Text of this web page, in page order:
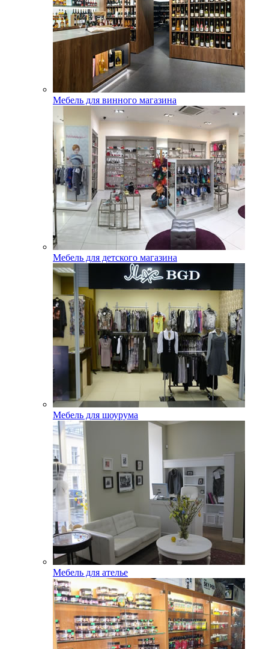
Мебель для винного магазина
Мебель для детского магазина
Мебель для шоурума
Мебель для ателье